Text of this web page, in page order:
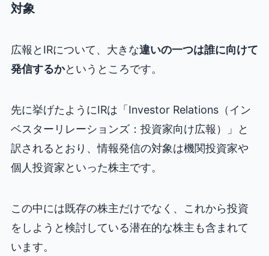
対象
広報とIRについて、大きな違いの一つは誰に向けて
発信するかというところです。
先に挙げたようにIRは「Investor Relations（イン
ベスターリレーションズ：投資家向け広報）」と
訳されるとおり、情報発信の対象は機関投資家や
個人投資家といった株主です。
この中には既存の株主だけでなく、これから投資
をしようと検討している潜在的な株主も含まれて
います。